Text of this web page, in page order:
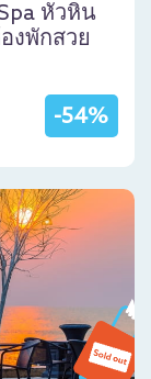
หัวหิน
งพักสวย
-54%